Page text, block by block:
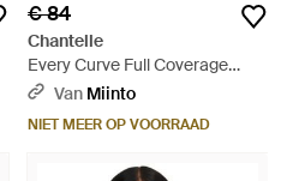
€ 84
Chantelle
Every Curve Full Coverage
Unlined Bra - Wit
Van Miinto
NIET MEER OP VOORRAAD